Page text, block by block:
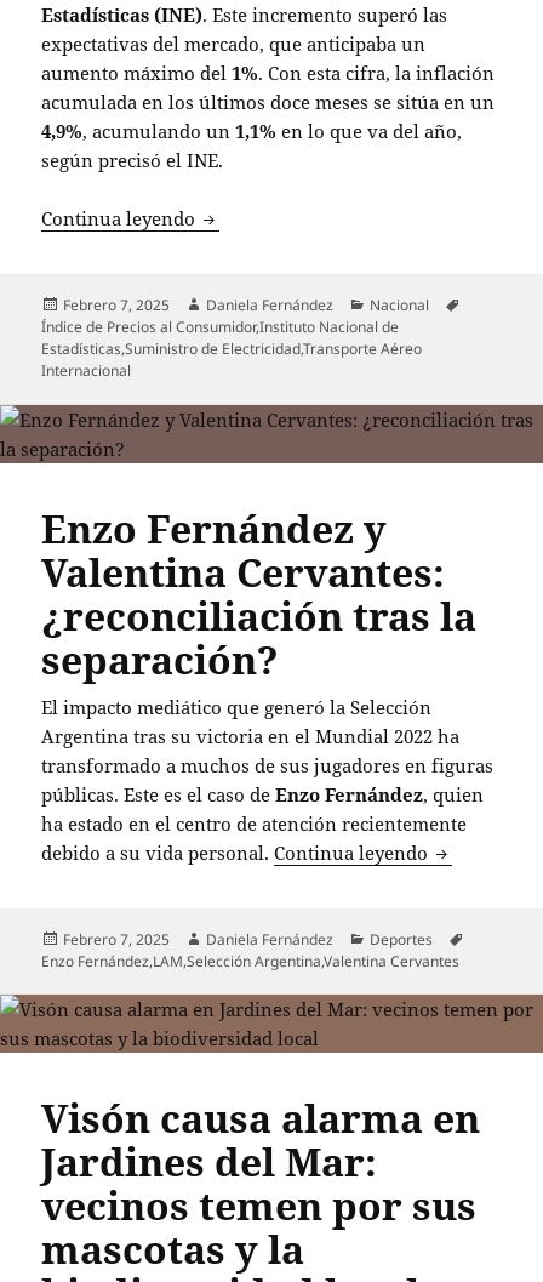
Estadísticas (INE). Este incremento superó las
expectativas del mercado, que anticipaba un
aumento máximo del1%. Con esta cifra, la inflación
acumulada en los últimos doce meses se sitúa en un
4,9%, acumulando un1,1% en lo que va del año,
según precisó el INE.
Continua leyendo Inflación de enero sorprende al
Publicado
el
Febrero 7, 2025 Autor
Daniela Fernández Categorías
Nacional
Índice de Precios al Consumidor,Instituto Nacional de
Estadísticas,Suministro de Electricidad,Transporte Aéreo
Internacional
Enzo Fernández y
Valentina Cervantes:
¿reconciliación tras la
separación?
El impacto mediático que generó la Selección
Argentina tras su victoria en el Mundial 2022 ha
transformado a muchos de sus jugadores en figuras
públicas. Este es el caso deEnzo Fernández, quien
ha estado en el centro de atención recientemente
debido a su vida personal.Continua leyendo Enzo
Publicado
el
Febrero 7, 2025 Autor
Daniela Fernández Categorías
Deportes
Enzo Fernández,LAM,Selección Argentina,Valentina Cervantes
Visón causa alarma en
Jardines del Mar:
vecinos temen por sus
mascotas y la